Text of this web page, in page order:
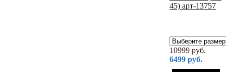
10999 руб.
6499 руб.